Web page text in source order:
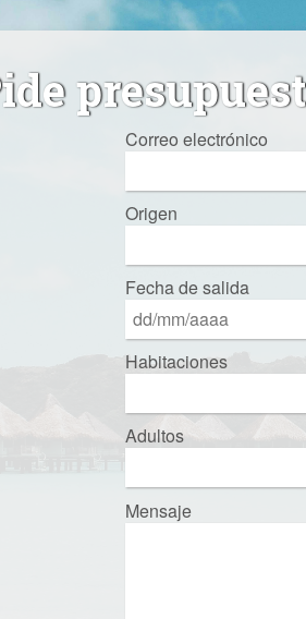
Correo electrónico
Origen
Fecha de salida
Habitaciones
Adultos
Mensaje